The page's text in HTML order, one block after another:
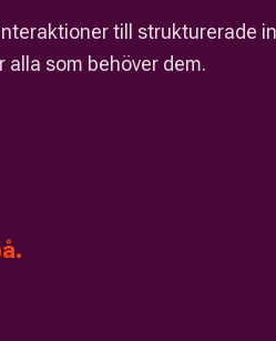
till strukturerade
som behöver dem.